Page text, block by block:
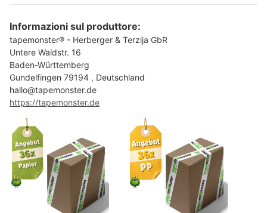
Informazioni sul produttore:
tapemonster® - Herberger & Terzija GbR
Untere Waldstr. 16
Baden-Württemberg
Gundelfingen 79194 , Deutschland
hallo@tapemonster.de
https://tapemonster.de